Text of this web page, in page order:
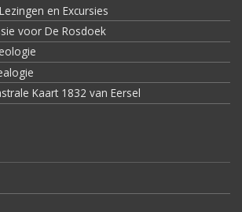
en Excursies
voor De Rosdoek
Kaart 1832 van Eersel